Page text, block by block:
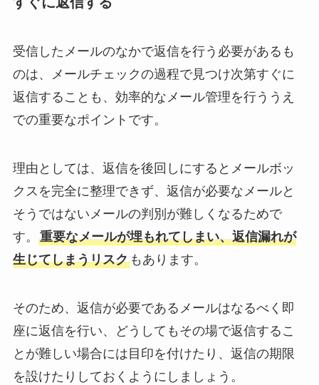
受信したメールのなかで返信を行う必要があるも
のは、メールチェックの過程で見つけ次第すぐに
返信することも、効率的なメール管理を行ううえ
での重要なポイントです。
理由としては、返信を後回しにするとメールボッ
クスを完全に整理できず、返信が必要なメールと
そうではないメールの判別が難しくなるためで
す。 重要なメールが埋もれてしまい、返信漏れが
生じてしまうリスクもあります。
そのため、返信が必要であるメールはなるべく即
座に返信を行い、どうしてもその場で返信するこ
とが難しい場合には目印を付けたり、返信の期限
を設けたりしておくようにしましょう。